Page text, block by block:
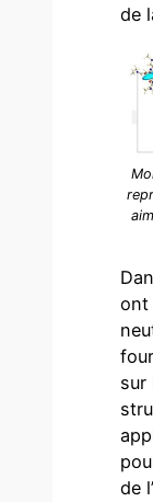
de
ont
sur
de